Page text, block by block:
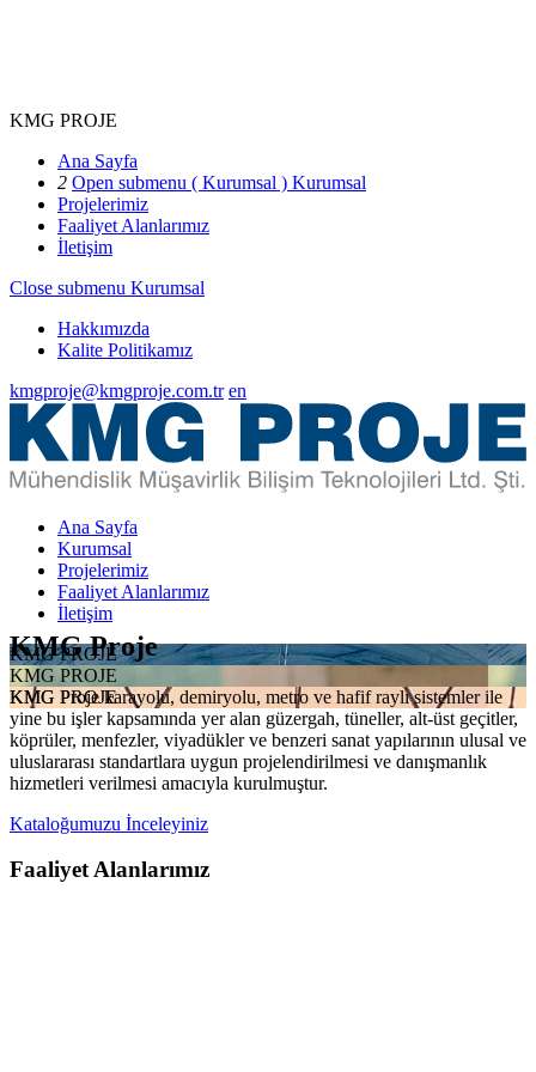
KMG PROJE
Ana Sayfa
2 Open submenu ( Kurumsal ) Kurumsal
Projelerimiz
Faaliyet Alanlarımız
İletişim
Close submenu Kurumsal
Hakkımızda
Kalite Politikamız
kmgproje@kmgproje.com.tr en
Ana Sayfa
Kurumsal
Projelerimiz
Faaliyet Alanlarımız
İletişim
KMG PROJE
KMG PROJE
KMG PROJE
KMG Proje
KMG Proje karayolu, demiryolu, metro ve hafif raylı sistemler ile
yine bu işler kapsamında yer alan güzergah, tüneller, alt-üst geçitler,
köprüler, menfezler, viyadükler ve benzeri sanat yapılarının ulusal ve
uluslararası standartlara uygun projelendirilmesi ve danışmanlık
hizmetleri verilmesi amacıyla kurulmuştur.
Kataloğumuzu İnceleyiniz
Faaliyet Alanlarımız